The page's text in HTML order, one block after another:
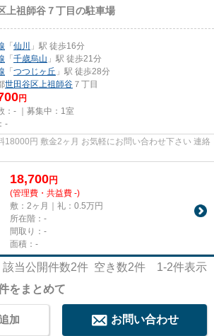
上祖師谷７丁目の駐車場
「 仙川
」駅 徒歩16分
「 千歳烏山 」駅 徒歩21分
「 つつじヶ丘 」駅 徒歩28分
世田谷区上祖師谷 ７丁目
円
：- ｜募集中： 1室
-
18000円 敷金2ヶ月 お気軽にお問い合わせ下さい 連絡
18,700円
(管理費・共益費 -)
敷：2ヶ月｜礼：0.5万円
所在階：-
間取り：-
面積：-
該当公開件数2件 空き数2件 1-2件表示
をまとめて
お問い合わせ
加